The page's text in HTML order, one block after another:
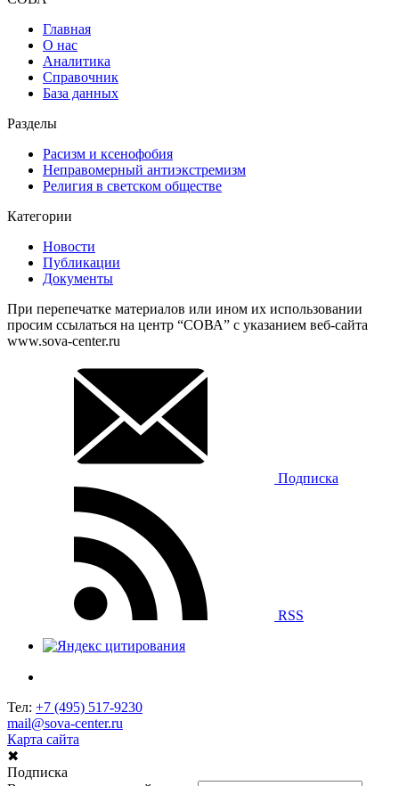
Главная
О нас
Аналитика
Справочник
База данных
Разделы
Расизм и ксенофобия
Неправомерный антиэкстремизм
Религия в светском обществе
Категории
Новости
Публикации
Документы
При перепечатке материалов или ином их использовании
просим ссылаться на центр “СОВА” с указанием веб-сайта
www.sova-center.ru
Подписка
RSS
Тел: +7 (495) 517-9230
mail@sova-center.ru
Карта сайта
✖
Подписка